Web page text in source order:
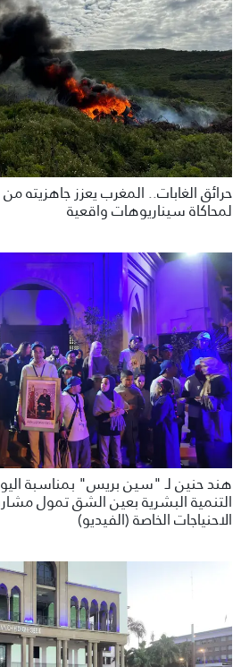
لمحاكاة سيناريوهات واقعية
هند حنين لـ "سين بريس" بمناسبة
التنمية البشرية بعين الشق تمول
الاحنياجات الخاصة (الفيديو)